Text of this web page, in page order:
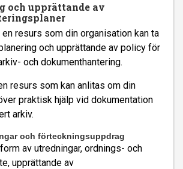
och upprättande av
resurs som din organisation kan ta
och upprättande av policy för
och dokumenthantering.
resurs som kan anlitas om din
praktisk hjälp vid dokumentation
arkiv.
och förteckningsuppdrag
av utredningar, ordnings- och
upprättande av